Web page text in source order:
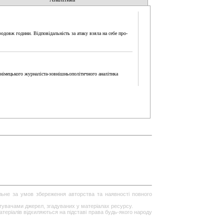
години. Відповідальність за атаку взяла на себе про-
журналіста-зовнішньополітичного аналітика
за умов збереження авторства та наявності повного
джерел, згадуваних у матеріалах ресурсу.
відхиляються на підставі права будь-якого народу